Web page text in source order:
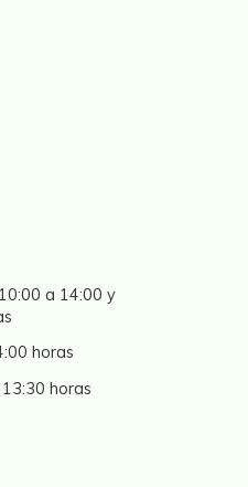
a 14:00 y
horas
horas